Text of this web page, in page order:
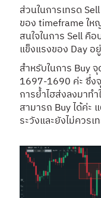
ส่วนในการเทรด
ของ timeframe ให
สนใจในการ Sell คื
แข็งแรงของ Day อ
สำหรับในการ Buy
1697-1690 ค่ะ ซึ่ง
การย้ำไฮส่งลงมาท
สามารถ Buy ได้ค่ะ
ระวังและยังไม่ควร